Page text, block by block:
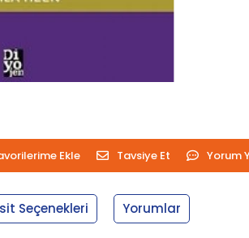
Ekle Tavsiye Et Yorum
Seçenekleri Yorumlar